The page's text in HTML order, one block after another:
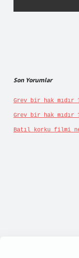
Son Yorumlar
Grev bir hak mıdır
Grev bir hak mıdır
Batıl korku filmi